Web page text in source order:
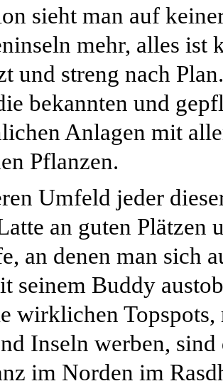
sieht man auf
mehr, alles ist
und streng nach
bekannten und
Anlagen mit
Pflanzen.
Umfeld jeder
an guten Plätzen
an denen man sich
seinem Buddy
wirklichen Topspots,
Inseln werben, sind
im Norden im